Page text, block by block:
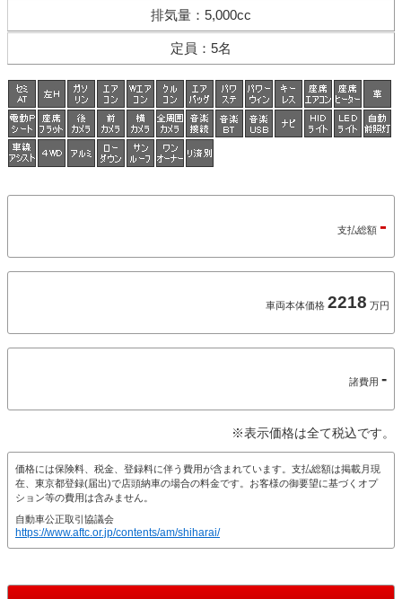
排気量 ： 5,000cc
定員 ： 5名
支払総額 -
車両本体価格 2218 万円
諸費用 -
※表示価格は全て税込です。
価格には保険料、税金、登録料に伴う費用が含まれています。支払総額は掲載月現
在、東京都登録(届出)で店頭納車の場合の料金です。お客様の御要望に基づくオプ
ション等の費用は含みません。
自動車公正取引協議会
https://www.aftc.or.jp/contents/am/shiharai/